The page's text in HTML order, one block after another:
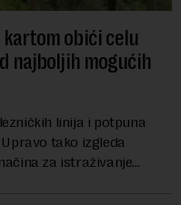
obići celu
najboljih mogućih
linija i potpuna
tako izgleda
za istraživanje